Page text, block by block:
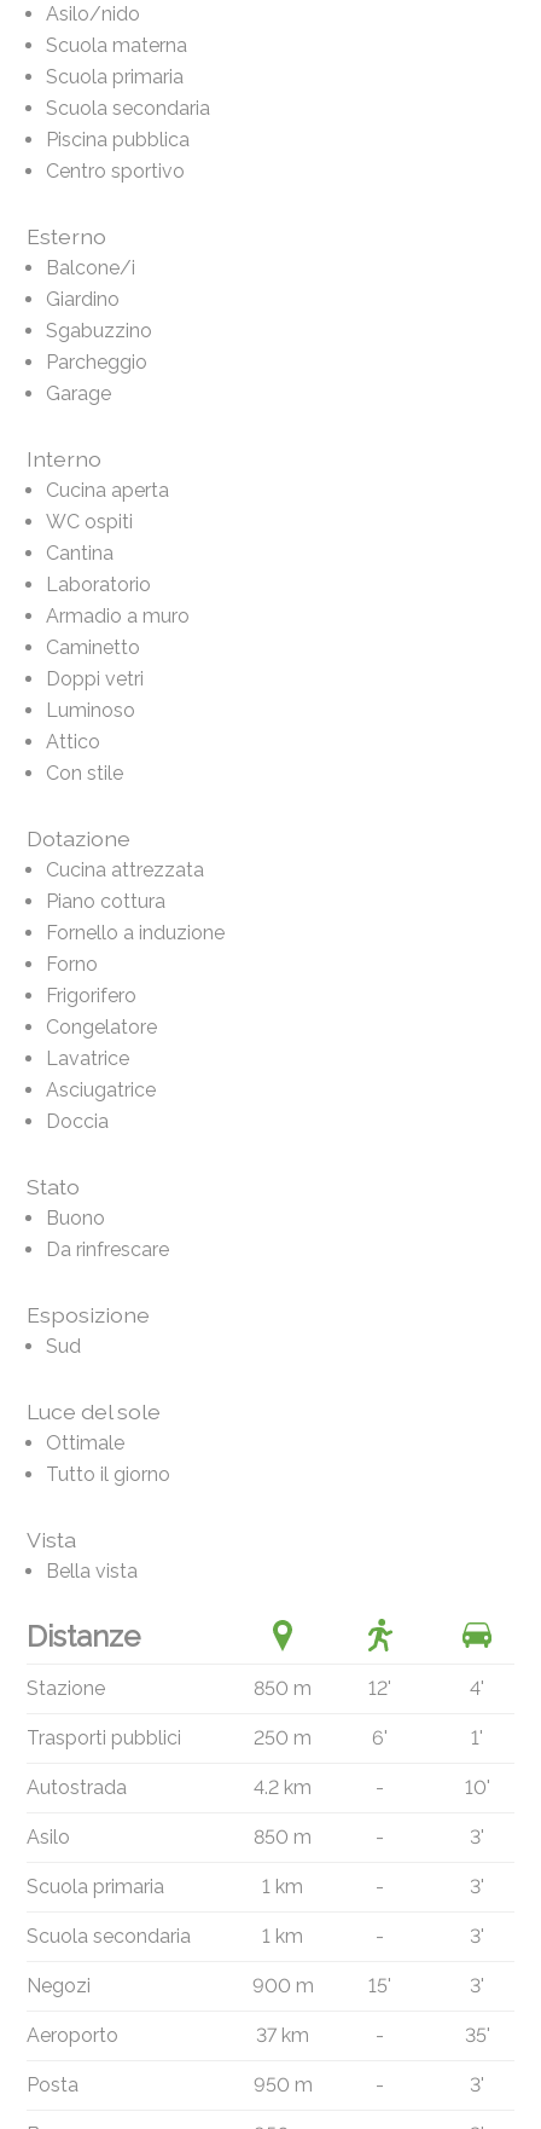
Asilo/nido
Scuola materna
Scuola primaria
Scuola secondaria
Piscina pubblica
Centro sportivo
Esterno
Balcone/i
Giardino
Sgabuzzino
Parcheggio
Garage
Interno
Cucina aperta
WC ospiti
Cantina
Laboratorio
Armadio a muro
Caminetto
Doppi vetri
Luminoso
Attico
Con stile
Dotazione
Cucina attrezzata
Piano cottura
Fornello a induzione
Forno
Frigorifero
Congelatore
Lavatrice
Asciugatrice
Doccia
Stato
Buono
Da rinfrescare
Esposizione
Sud
Luce del sole
Ottimale
Tutto il giorno
Vista
Bella vista
Distanze
Stazione 850 m 12' 4'
Trasporti pubblici 250 m 6' 1'
Autostrada 4.2 km - 10'
Asilo 850 m - 3'
Scuola primaria 1 km - 3'
Scuola secondaria 1 km - 3'
Negozi 900 m 15' 3'
Aeroporto 37 km - 35'
Posta 950 m - 3'